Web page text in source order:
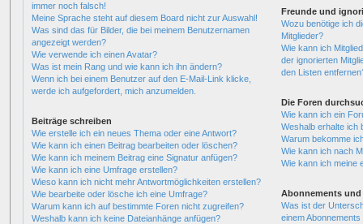
immer noch falsch!
Meine Sprache steht auf diesem Board nicht zur Auswahl!
Was sind das für Bilder, die bei meinem Benutzernamen
angezeigt werden?
Wie verwende ich einen Avatar?
Was ist mein Rang und wie kann ich ihn ändern?
Wenn ich bei einem Benutzer auf den E-Mail-Link klicke,
werde ich aufgefordert, mich anzumelden.
Beiträge schreiben
Wie erstelle ich ein neues Thema oder eine Antwort?
Wie kann ich einen Beitrag bearbeiten oder löschen?
Wie kann ich meinem Beitrag eine Signatur anfügen?
Wie kann ich eine Umfrage erstellen?
Wieso kann ich nicht mehr Antwortmöglichkeiten erstellen?
Wie bearbeite oder lösche ich eine Umfrage?
Warum kann ich auf bestimmte Foren nicht zugreifen?
Weshalb kann ich keine Dateianhänge anfügen?
Freunde und
Wozu benötige ich
Mitglieder?
Wie kann ich
der ignorierten
den Listen
Die Foren
Wie kann ich ein
Weshalb erhalte ich
Warum bekomme
Wie kann ich nach
Wie kann ich meine
Abonnements und
Was ist der
einem